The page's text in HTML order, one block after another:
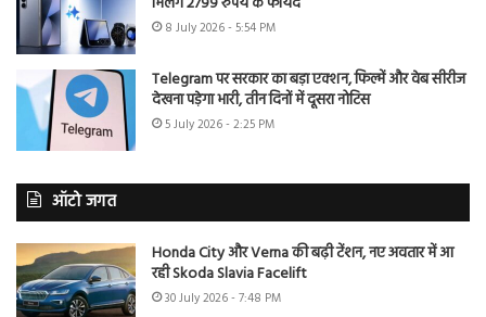
8 July 2026 - 5:54 PM
Telegram पर सरकार का बड़ा एक्शन, फिल्में और वेब सीरीज
देखना पड़ेगा भारी, तीन दिनों में दूसरा नोटिस
5 July 2026 - 2:25 PM
ऑटो जगत
Honda City और Verna की बढ़ी टेंशन, नए अवतार में आ
रही Skoda Slavia Facelift
30 July 2026 - 7:48 PM